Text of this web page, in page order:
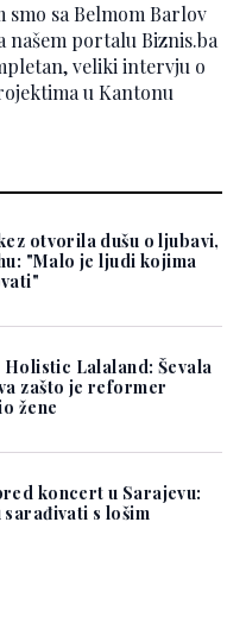
sa Belmom Barlov
našem portalu Biznis.ba
veliki intervju o
u Kantonu
otvorila dušu o ljubavi,
"Malo je ljudi kojima
Lalaland: Ševala
zašto je reformer
žene
koncert u Sarajevu:
sarađivati s lošim